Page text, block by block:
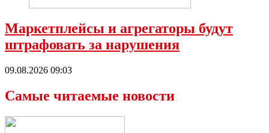
Маркетплейсы и агрегаторы будут
штрафовать за нарушения
09.08.2026 09:03
Самые читаемые новости